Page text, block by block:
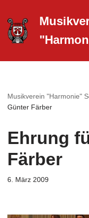
Zum
Inhalt
Musikverein "Harmonie"
Günter Färber
Ehrung
Färber
6. März 2009